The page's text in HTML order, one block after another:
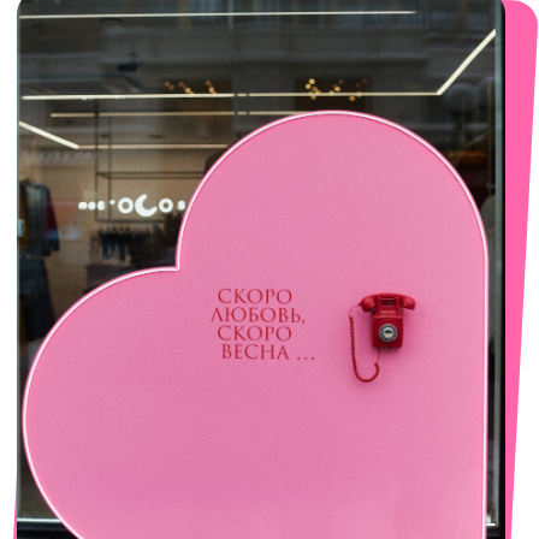
Сочи
Село Эстосадок, ТРЦ Горки Молл,
Горная Карусель, 3
+7 (919) 374-04-04
с 10-00 до 22-00
смотреть в Яндекс. Картах